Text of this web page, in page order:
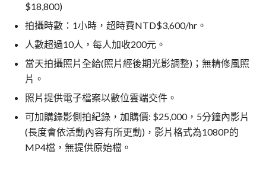
$18,800)
拍攝時數：1小時，超時費NTD$3,600/hr。
人數超過10人，每人加收200元。
當天拍攝照片全給(照片經後期光影調整)；無精修風照
片。
照片提供電子檔案以數位雲端交件。
可加購錄影側拍紀錄，加購價: $25,000，5分鐘內影片
(長度會依活動內容有所更動)，影片格式為1080P的
MP4檔，無提供原始檔。